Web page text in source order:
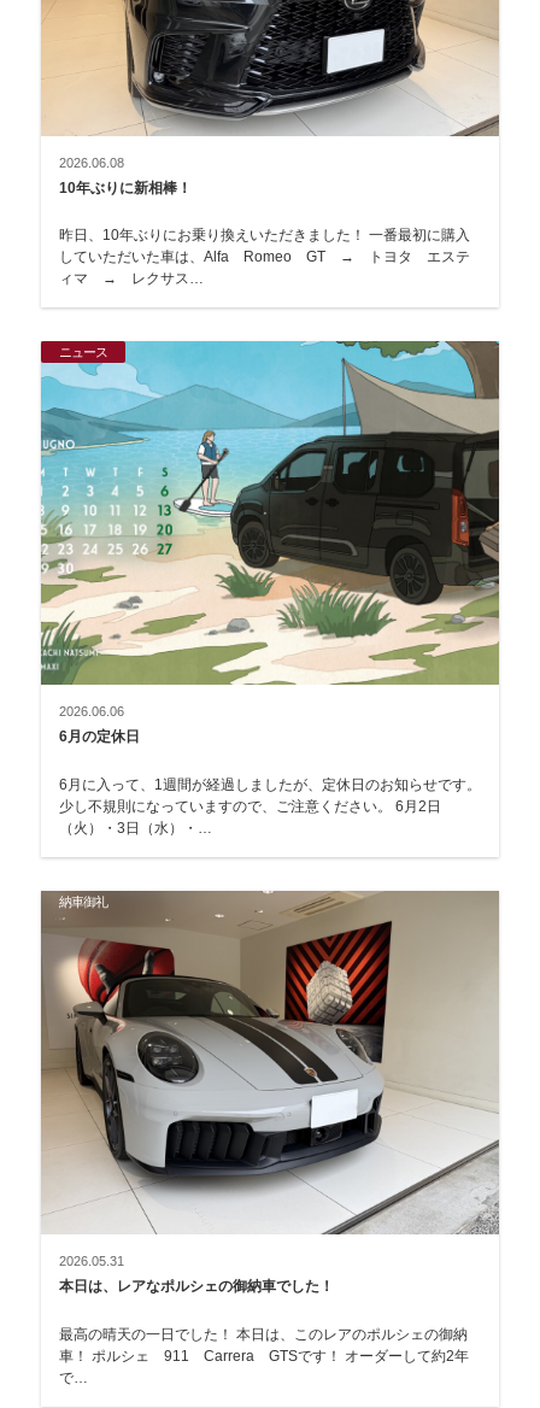
2026.06.08
10年ぶりに新相棒！
昨日、10年ぶりにお乗り換えいただきました！ 一番最初に購入
していただいた車は、Alfa Romeo GT → トヨタ エステ
ィマ → レクサス…
ニュース
2026.06.06
6月の定休日
6月に入って、1週間が経過しましたが、定休日のお知らせです。
少し不規則になっていますので、ご注意ください。 6月2日
（火）・3日（水）・…
納車御礼
2026.05.31
本日は、レアなポルシェの御納車でした！
最高の晴天の一日でした！ 本日は、このレアのポルシェの御納
車！ ポルシェ 911 Carrera GTSです！ オーダーして約2年
で…